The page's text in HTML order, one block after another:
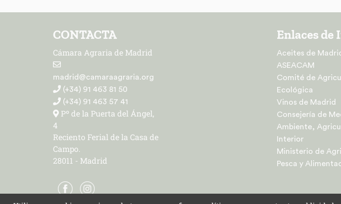
CONTACTA
Cámara Agraria de Madrid
madrid@camaraagraria.org
(+34) 91 463 81 50
(+34) 91 463 57 41
Pº de la Puerta del Ángel,
4
Reciento Ferial de la Casa de
Campo.
28011 - Madrid
Enlaces de
Aceites de
ASEACAM
Comité de
Ecológica
Vinos de Madrid
Consejería de
Ambiente,
Interior
Ministerio de
Pesca y